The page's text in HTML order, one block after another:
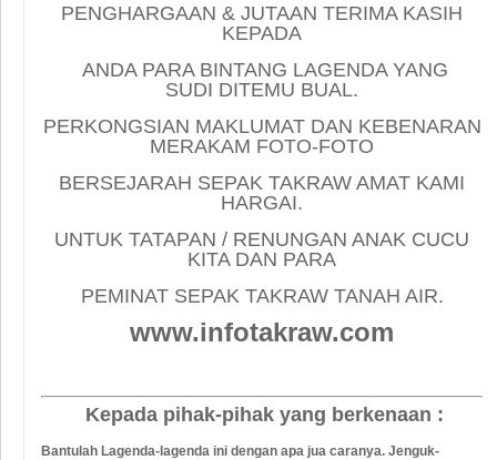
PENGHARGAAN & JUTAAN TERIMA KASIH
KEPADA
ANDA PARA BINTANG LAGENDA YANG
SUDI DITEMU BUAL.
PERKONGSIAN MAKLUMAT DAN KEBENARAN
MERAKAM FOTO-FOTO
BERSEJARAH SEPAK TAKRAW AMAT KAMI
HARGAI.
UNTUK TATAPAN / RENUNGAN ANAK CUCU
KITA DAN PARA
PEMINAT SEPAK TAKRAW TANAH AIR.
www.infotakraw.com
Kepada pihak-pihak yang berkenaan :
Bantulah Lagenda-lagenda ini dengan apa jua caranya. Jenguk-